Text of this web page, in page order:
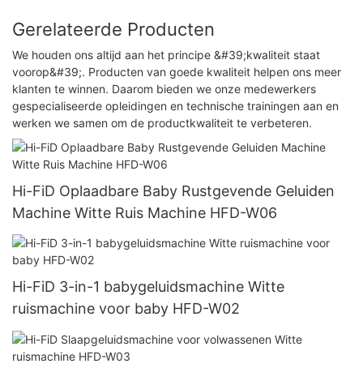
Gerelateerde Producten
We houden ons altijd aan het principe &#39;kwaliteit staat
voorop&#39;. Producten van goede kwaliteit helpen ons meer
klanten te winnen. Daarom bieden we onze medewerkers
gespecialiseerde opleidingen en technische trainingen aan en
werken we samen om de productkwaliteit te verbeteren.
Hi-FiD Oplaadbare Baby Rustgevende Geluiden
Machine Witte Ruis Machine HFD-W06
Hi-FiD 3-in-1 babygeluidsmachine Witte
ruismachine voor baby HFD-W02